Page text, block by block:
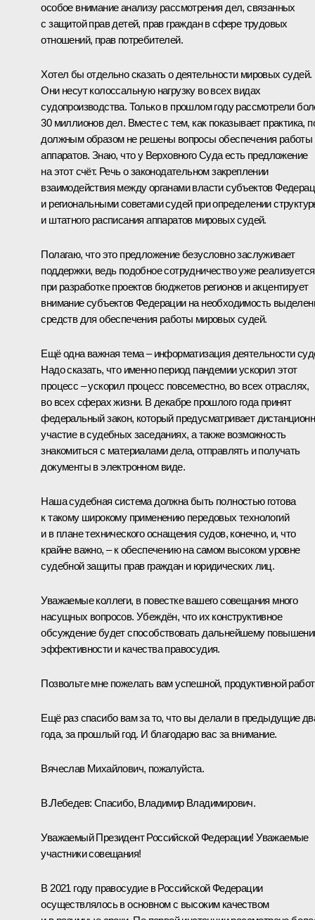
особое внимание анализу рассмотрения дел, связанных
с защитой прав детей, прав граждан в сфере трудовых
отношений, прав потребителей.
Хотел бы отдельно сказать о деятельности мировых судей.
Они несут колоссальную нагрузку во всех видах
судопроизводства. Только в прошлом году рассмотрели
30 миллионов дел. Вместе с тем, как показывает практика,
должным образом не решены вопросы обеспечения работы
аппаратов. Знаю, что у Верховного Суда есть предложение
на этот счёт. Речь о законодательном закреплении
взаимодействия между органами власти субъектов
и региональными советами судей при определении
и штатного расписания аппаратов мировых судей.
Полагаю, что это предложение безусловно заслуживает
поддержки, ведь подобное сотрудничество уже реализуется
при разработке проектов бюджетов регионов и акцентирует
внимание субъектов Федерации на необходимость
средств для обеспечения работы мировых судей.
Ещё одна важная тема – информатизация деятельности
Надо сказать, что именно период пандемии ускорил этот
процесс – ускорил процесс повсеместно, во всех отраслях,
во всех сферах жизни. В декабре прошлого года принят
федеральный закон, который предусматривает
участие в судебных заседаниях, а также возможность
знакомиться с материалами дела, отправлять и получать
документы в электронном виде.
Наша судебная система должна быть полностью готова
к такому широкому применению передовых технологий
и в плане технического оснащения судов, конечно, и, что
крайне важно, – к обеспечению на самом высоком уровне
судебной защиты прав граждан и юридических лиц.
Уважаемые коллеги, в повестке вашего совещания много
насущных вопросов. Убеждён, что их конструктивное
обсуждение будет способствовать дальнейшему
эффективности и качества правосудия.
Позвольте мне пожелать вам успешной, продуктивной
Ещё раз спасибо вам за то, что вы делали в предыдущие
года, за прошлый год. И благодарю вас за внимание.
Вячеслав Михайлович, пожалуйста.
В.Лебедев: Спасибо, Владимир Владимирович.
Уважаемый Президент Российской Федерации! Уважаемые
участники совещания!
В 2021 году правосудие в Российской Федерации
осуществлялось в основном с высоким качеством